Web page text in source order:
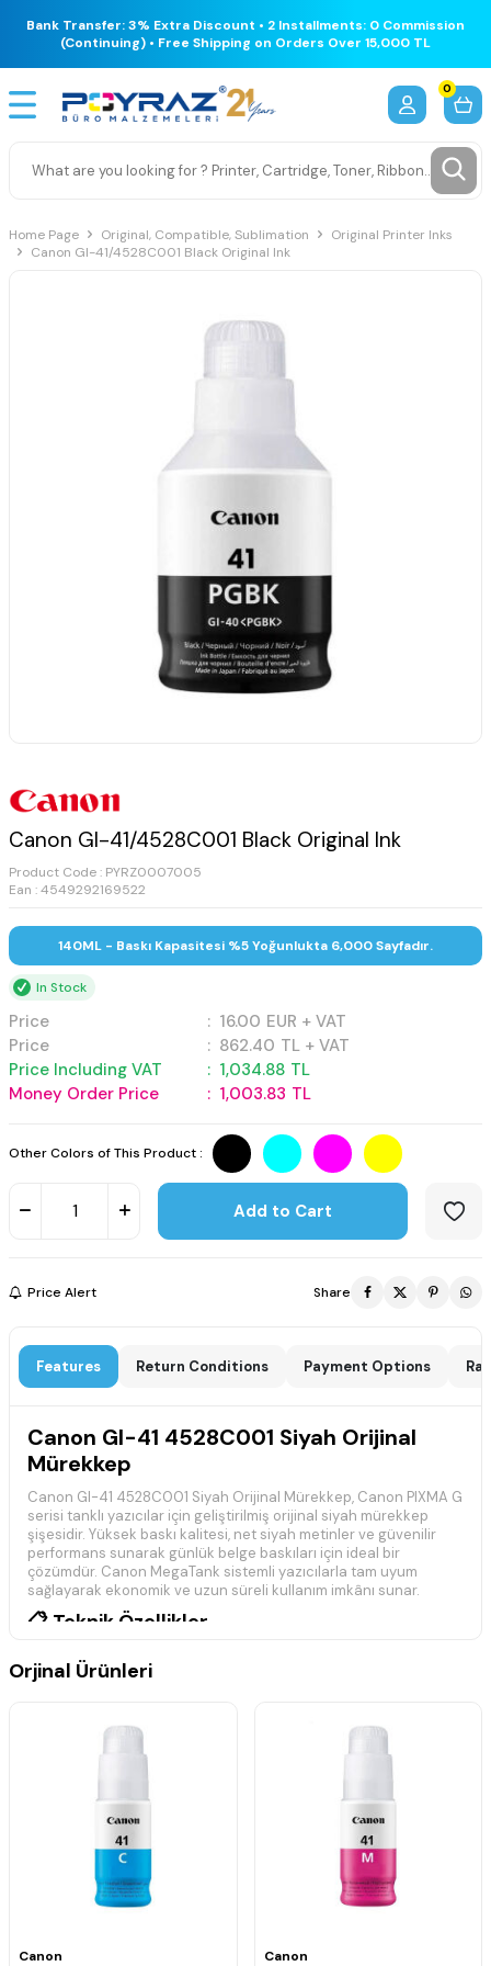
Bank Transfer: 3% Extra Discount • 2 Installments: 0 Commission
(Continuing) • Free Shipping on Orders Over 15,000 TL
0
Home Page Original, Compatible, Sublimation
Original Printer Inks
Canon GI-41/4528C001 Black Original Ink
Canon GI-41/4528C001 Black Original Ink
Product Code : PYRZ0007005
Ean : 4549292169522
140ML - Baskı Kapasitesi %5 Yoğunlukta 6,000 Sayfadır.
In Stock
Price : 16.00 EUR + VAT
Price
: 862.40 TL + VAT
Price Including VAT
: 1,034.88 TL
Money Order Price
: 1,003.83 TL
Other Colors of This Product :
Add to Cart
Price Alert Share
Features Return Conditions Payment Options
Canon GI-41 4528C001 Siyah Orijinal
Mürekkep
Canon GI-41 4528C001 Siyah Orijinal Mürekkep, Canon PIXMA G
serisi tanklı yazıcılar için geliştirilmiş orijinal siyah mürekkep
şişesidir. Yüksek baskı kalitesi, net siyah metinler ve güvenilir
performans sunarak günlük belge baskıları için ideal bir
çözümdür. Canon MegaTank sistemli yazıcılarla tam uyum
sağlayarak ekonomik ve uzun süreli kullanım imkânı sunar.
📋 Teknik Özellikler
Model:GI-41
Ürün Tipi:Orijinal Mürekkep
Mürekkep Kapasitesi:
Orijinal
🖨️ Uyumlu Yazıcı Modelleri
Canon Pixma G1420 Orijinal Mürekkep
Canon Pixma G1460 Orijinal Mürekkep
Canon Pixma G2420 Orijinal Mürekkep
Canon Pixma G3420 Orijinal Mürekkep
Orjinal Ürünleri
Canon
Canon